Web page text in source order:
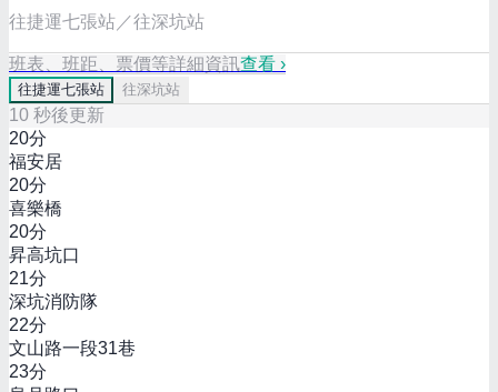
往捷運七張站／往深坑站
班表、班距、票價等詳細資訊查看 ›
往捷運七張站 往深坑站
10 秒後更新
20分
福安居
20分
喜樂橋
20分
昇高坑口
21分
深坑消防隊
22分
文山路一段31巷
23分